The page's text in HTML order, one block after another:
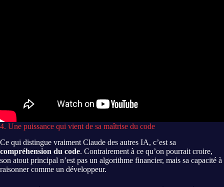
4. Une puissance qui vient de sa maîtrise du code
Ce qui distingue vraiment Claude des autres IA, c’est sa
compréhension du code. Contrairement à ce qu’on pourrait croire,
son atout principal n’est pas un algorithme financier, mais sa capacité à
raisonner comme un développeur.